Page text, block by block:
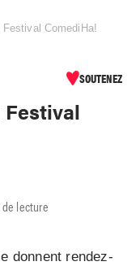
Festival ComediHa!
SOUTENEZ
lecture
donnent rendez-